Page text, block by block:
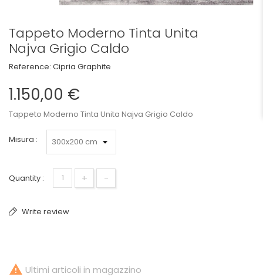
Tappeto Moderno Tinta Unita
Najva Grigio Caldo
Reference: Cipria Graphite
1.150,00 €
Tappeto Moderno Tinta Unita Najva Grigio Caldo
Misura :
Quantity : + -
Write review
 Ultimi articoli in magazzino